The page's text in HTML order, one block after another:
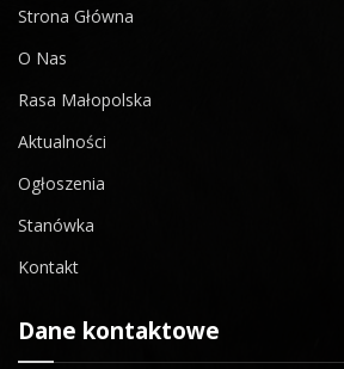
Strona Główna
O Nas
Rasa Małopolska
Aktualności
Ogłoszenia
Stanówka
Kontakt
Dane kontaktowe